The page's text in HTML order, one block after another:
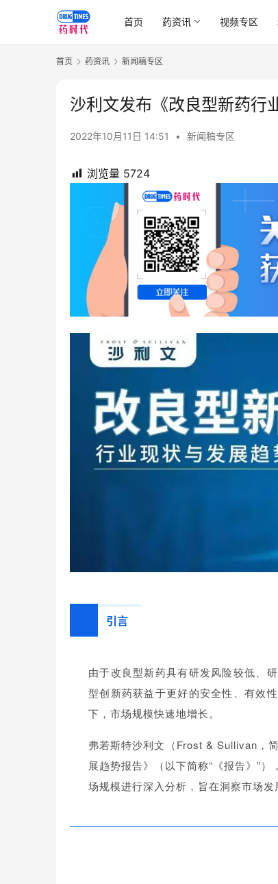
首页 药资讯 视频专区
首页 药资讯 新闻稿专区
沙利文发布《改良型新药行
2022年10月11日 14:51 • 新闻稿专区
浏览量 5724
引言
由于改良型新药具有研发风险较低、
型创新药获益于更好的安全性、有效
下，市场规模快速地增长。
弗若斯特沙利文（Frost & Sullivan，
展趋势报告》（以下简称“《报告》”
场规模进行深入分析，旨在洞察市场